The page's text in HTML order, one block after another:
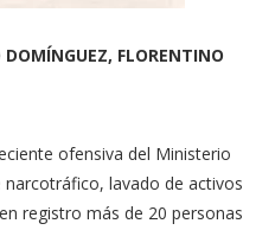
FLORENTINO
ofensiva del Ministe­rio
la­vado de activos
re­gistro más de 20 personas